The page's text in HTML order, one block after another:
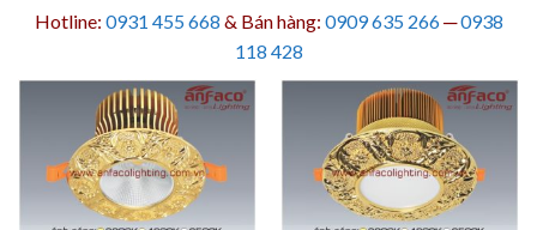
Hotline: 0931 455 668 & Bán hàng: 0909 635 266─0938
118 428